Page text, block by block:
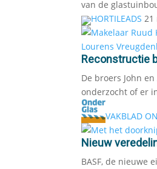
van de
HORTILEADS 21
Reconstructie
De broers John
onderzocht of er
VAKBLAD
Nieuw
BASF, de nieuwe